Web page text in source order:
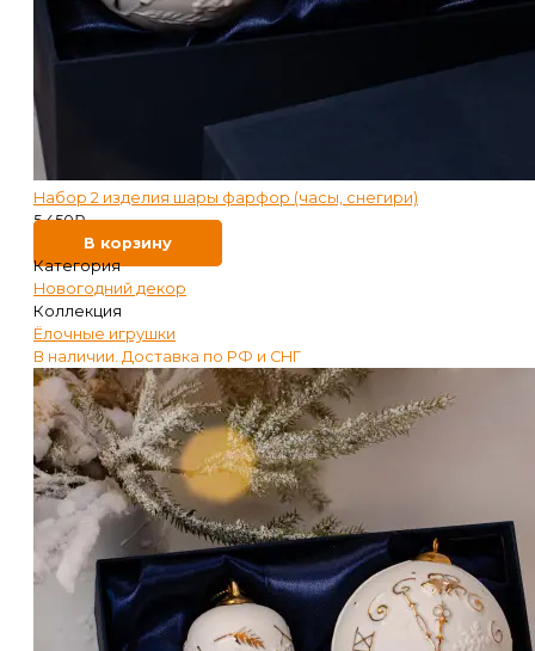
Набор 2 изделия шары фарфор (часы, снегири)
5 450₽
В корзину
Категория
Новогодний декор
Коллекция
Ёлочные игрушки
В наличии. Доставка по РФ и СНГ